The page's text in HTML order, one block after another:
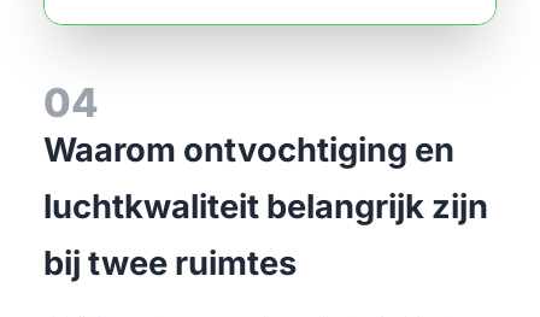
04
Waarom ontvochtiging en
luchtkwaliteit belangrijk zijn
bij twee ruimtes